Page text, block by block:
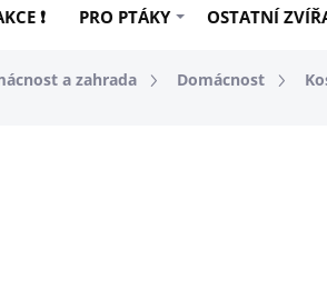
❗ PRO PTÁKY OSTATNÍ
a zahrada Domácnost